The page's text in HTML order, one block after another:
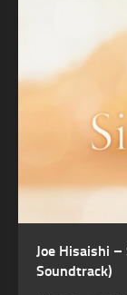
Joe Hisaishi
Soundtrack)